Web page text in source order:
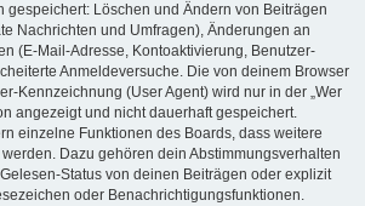
gespeichert: Löschen und Ändern von Beiträgen
Nachrichten und Umfragen), Änderungen an
(E-Mail-Adresse, Kontoaktivierung, Benutzer-
Anmeldeversuche. Die von deinem Browser
Kennzeichnung (User Agent) wird nur in der „Wer
angezeigt und nicht dauerhaft gespeichert.
einzelne Funktionen des Boards, dass weitere
Dazu gehören dein Abstimmungsverhalten
Status von deinen Beiträgen oder explizit
oder Benachrichtigungsfunktionen.